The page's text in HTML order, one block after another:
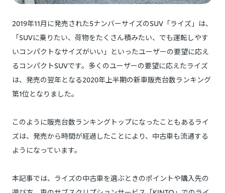
2019年11月に発売された5ナンバーサイズのSUV「ライズ」は、
「SUVに乗りたい、荷物をたくさん積みたい、でも運転しやす
いコンパクトなサイズがいい」といったユーザーの要望に応え
るコンパクトSUVです。多くのユーザーの要望に応えたライズ
は、発売の翌年となる2020年上半期の新車販売台数ランキング
第1位となりました。
このように販売台数ランキングトップになったこともあるライ
ズは、発売から時間が経過したことにより、中古車も流通する
ようになっています。
本記事では、ライズの中古車を選ぶときのポイントや購入先の